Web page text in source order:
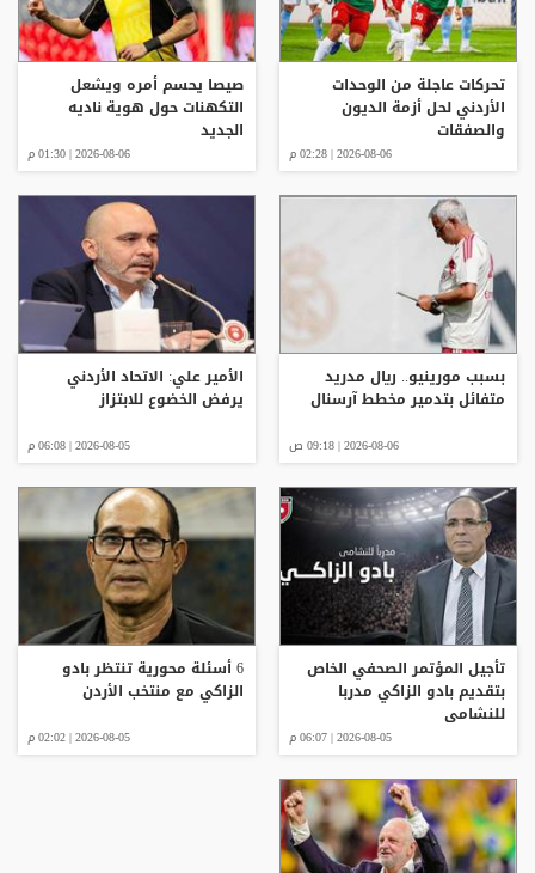
تحركات عاجلة من الوحدات
الأردني لحل أزمة الديون
والصفقات
2026-08-06 | 02:28 م
صيصا يحسم أمره ويشعل
التكهنات حول هوية ناديه
الجديد
2026-08-06 | 01:30 م
بسبب مورينيو.. ريال مدريد
متفائل بتدمير مخطط آرسنال
2026-08-06 | 09:18 ص
الأمير علي: الاتحاد الأردني
يرفض الخضوع للابتزاز
2026-08-05 | 06:08 م
تأجيل المؤتمر الصحفي الخاص
بتقديم بادو الزاكي مدربا
للنشامى
2026-08-05 | 06:07 م
6 أسئلة محورية تنتظر بادو
الزاكي مع منتخب الأردن
2026-08-05 | 02:02 م